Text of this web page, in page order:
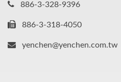
886-3-328-9396
886-3-318-4050
yenchen@yenchen.com.tw